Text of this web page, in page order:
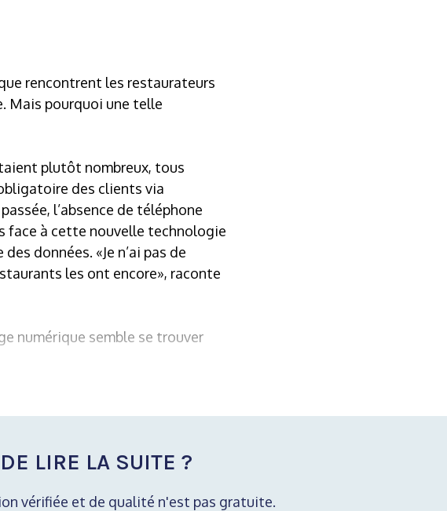
rencontrent les restaurateurs
Mais pourquoi une telle
plutôt nombreux, tous
des clients via
l’absence de téléphone
face à cette nouvelle technologie
données. «Je n’ai pas de
les ont encore», raconte
numérique semble se trouver
LIRE LA SUITE ?
vérifiée et de qualité n'est pas gratuite.